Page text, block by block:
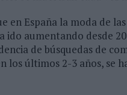
en España la moda de
ido aumentando desde
de búsquedas de
los últimos 2-3 años, se